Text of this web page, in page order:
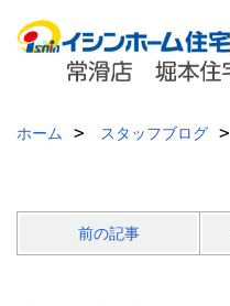
ホーム スタッフブログ
前の記事